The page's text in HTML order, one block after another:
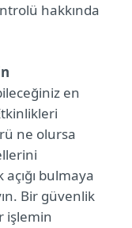
hakkında
en
ne olursa
bulmaya
Bir güvenlik
işlemin